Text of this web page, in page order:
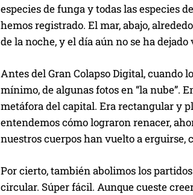
especies de funga y todas las especies
hemos registrado. El mar, abajo,
de la noche, y el día aún no se ha
Antes del Gran Colapso Digital, cuando
mínimo, de algunas fotos en “la nube”.
metáfora del capital. Era rectangular y
entendemos cómo lograron renacer,
nuestros cuerpos han vuelto a erguirse,
Por cierto, también abolimos los
circular. Súper fácil. Aunque cueste